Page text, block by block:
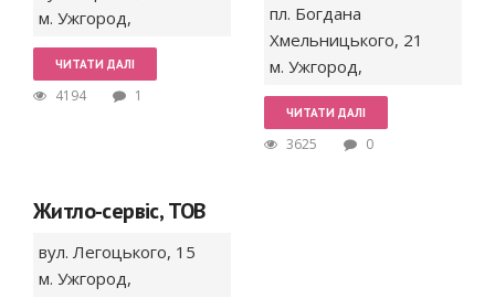
м. Ужгород,
ЧИТАТИ ДАЛІ
4194 1
пл. Богдана
Хмельницького, 21
м. Ужгород,
ЧИТАТИ ДАЛІ
3625 0
Житло-сервіс, ТОВ
вул. Легоцького, 15
м. Ужгород,